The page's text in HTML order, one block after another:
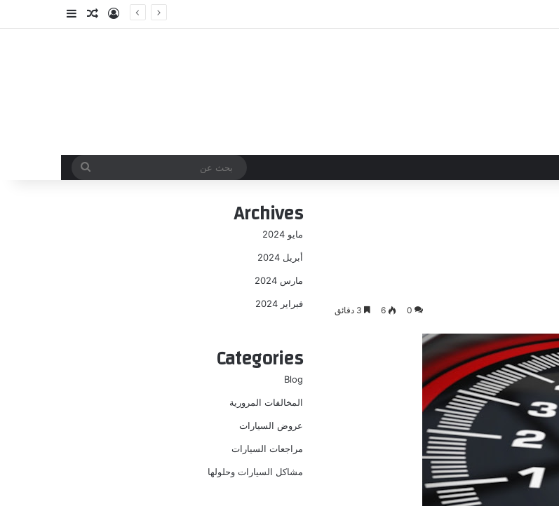
تسجيل الدخول
مقال عشوائي
إضافة عمود
بحث
0
6
Archives
مايو 2024
أبريل 2024
مارس 2024
فبراير 2024
Categories
Blog
المخالفات المرورية
عروض السيارات
مراجعات السيارات
مشاكل السيارات وحلولها